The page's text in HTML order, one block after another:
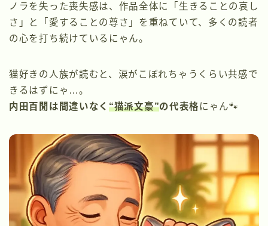
ノラを失った喪失感は、作品全体に「生きることの哀し
さ」と「愛することの尊さ」を重ねていて、多くの読者
の心を打ち続けているにゃん。
猫好きの人族が読むと、涙がこぼれちゃうくらい共感で
きるはずにゃ…。
内田百閒は間違いなく “猫派文豪”の代表格 にゃん🐾